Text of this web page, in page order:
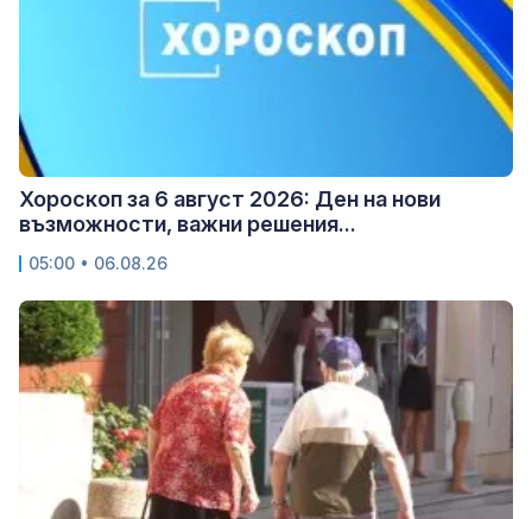
Хороскоп за 6 август 2026: Ден на нови
възможности, важни решения...
05:00 • 06.08.26